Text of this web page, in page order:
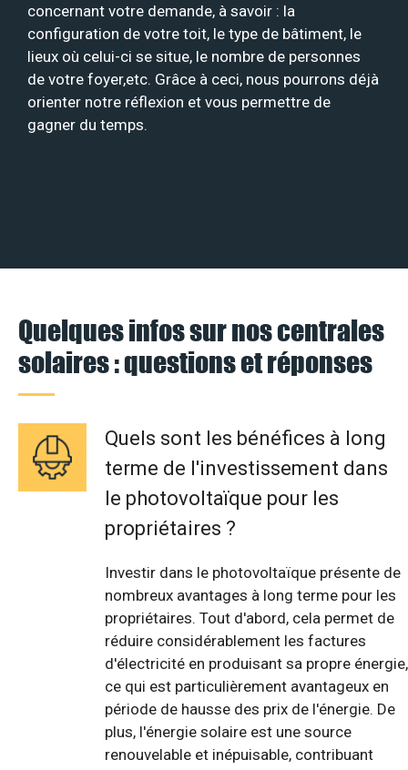
concernant votre demande, à savoir : la
configuration de votre toit, le type de bâtiment, le
lieux où celui-ci se situe, le nombre de personnes
de votre foyer,etc. Grâce à ceci, nous pourrons déjà
orienter notre réflexion et vous permettre de
gagner du temps.
Quelques infos sur nos centrales
solaires : questions et réponses
Quels sont les bénéfices à long
terme de l'investissement dans
le photovoltaïque pour les
propriétaires ?
Investir dans le photovoltaïque présente de
nombreux avantages à long terme pour les
propriétaires. Tout d'abord, cela permet de
réduire considérablement les factures
d'électricité en produisant sa propre énergie,
ce qui est particulièrement avantageux en
période de hausse des prix de l'énergie. De
plus, l'énergie solaire est une source
renouvelable et inépuisable, contribuant